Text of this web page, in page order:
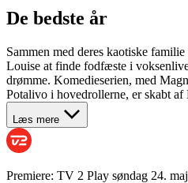
De bedste år
Sammen med deres kaotiske
Louise at finde fodfæste i
drømme. Komedieserien, med
Potalivo i hovedrollerne, er skabt
Læs mere
Premiere: TV 2 Play søndag 24. maj